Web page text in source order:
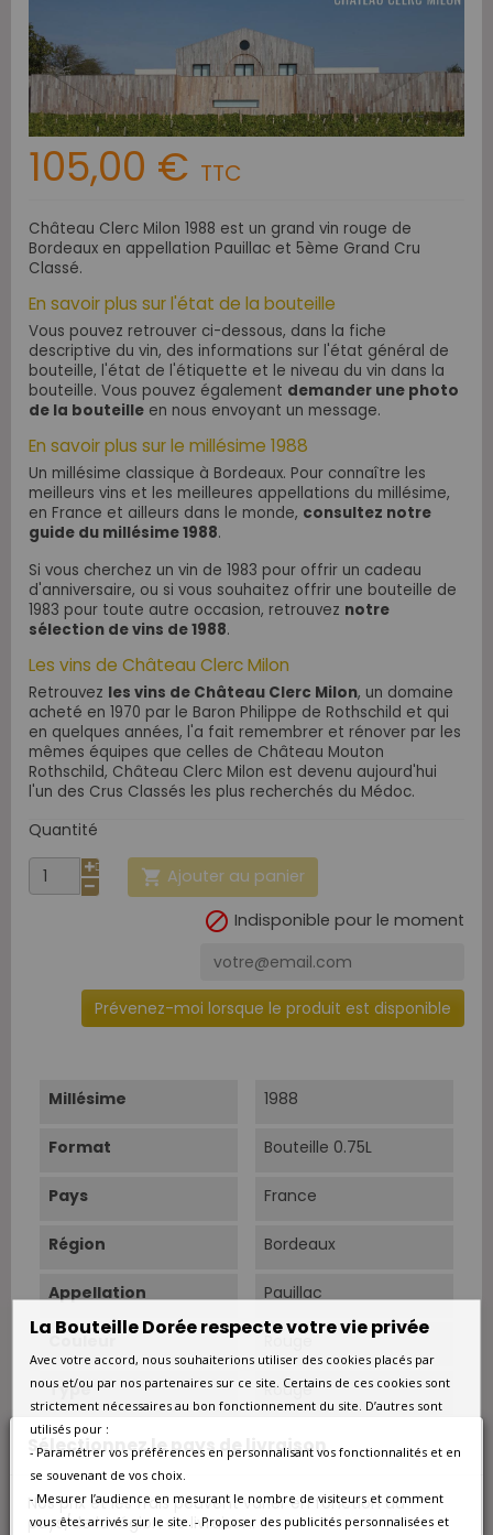
Sélectionnez le pays de livraison
Nos prix et les frais peuvent varier en fonction du
pays/de la région de livraison.
105,00 € TTC
Château Clerc Milon 1988 est un grand vin rouge de
Bordeaux en appellation Pauillac et 5ème Grand Cru
Classé.
En savoir plus sur l'état de la bouteille
Vous pouvez retrouver ci-dessous, dans la fiche
descriptive du vin, des informations sur l'état général de
bouteille, l'état de l'étiquette et le niveau du vin dans la
bouteille. Vous pouvez également demander une photo
de la bouteille en nous envoyant un message.
En savoir plus sur le millésime 1988
Un millésime classique à Bordeaux. Pour connaître les
meilleurs vins et les meilleures appellations du millésime,
en France et ailleurs dans le monde, consultez notre
guide du millésime 1988.
Si vous cherchez un vin de 1983 pour offrir un cadeau
d'anniversaire, ou si vous souhaitez offrir une bouteille de
1983 pour toute autre occasion, retrouvez notre
sélection de vins de 1988.
Les vins de Château Clerc Milon
Retrouvez les vins de Château Clerc Milon, un domaine
acheté en 1970 par le Baron Philippe de Rothschild et qui
en quelques années, l'a fait remembrer et rénover par les
mêmes équipes que celles de Château Mouton
Rothschild, Château Clerc Milon est devenu aujourd'hui
l'un des Crus Classés les plus recherchés du Médoc.
Quantité
 Ajouter au panier
 Indisponible pour le moment
Prévenez-moi lorsque le produit est disponible
Millésime 1988
Format Bouteille 0.75L
Pays France
Région Bordeaux
Appellation Pauillac
Type Rouge
Classement
Situation
graveleuses de Milon
et de Mousset, entre
La Bouteille Dorée respecte votre vie privée
Avec votre accord, nous souhaiterions utiliser des cookies placés par
nous et/ou par nos partenaires sur ce site. Certains de ces cookies sont
strictement nécessaires au bon fonctionnement du site. D’autres sont
utilisés pour :
- Paramétrer vos préférences en personnalisant vos fonctionnalités et en
se souvenant de vos choix.
- Mesurer l’audience en mesurant le nombre de visiteurs et comment
vous êtes arrivés sur le site. - Proposer des publicités personnalisées et